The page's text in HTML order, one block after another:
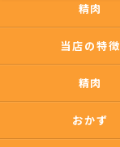
精肉
当店の特徴
精肉
おかず